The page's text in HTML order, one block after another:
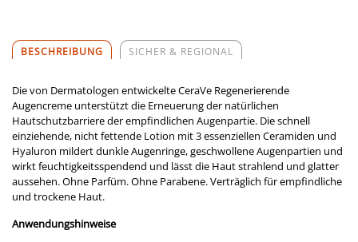
BESCHREIBUNG SICHER & REGIONAL
Die von Dermatologen entwickelte CeraVe Regenerierende
Augencreme unterstützt die Erneuerung der natürlichen
Hautschutzbarriere der empfindlichen Augenpartie. Die schnell
einziehende, nicht fettende Lotion mit 3 essenziellen Ceramiden und
Hyaluron mildert dunkle Augenringe, geschwollene Augenpartien und
wirkt feuchtigkeitsspendend und lässt die Haut strahlend und glatter
aussehen. Ohne Parfüm. Ohne Parabene. Verträglich für empfindliche
und trockene Haut.
Anwendungshinweise